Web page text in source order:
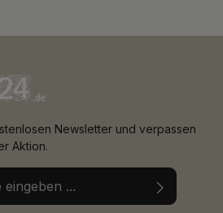
Newsletter und verpassen
Aktion.